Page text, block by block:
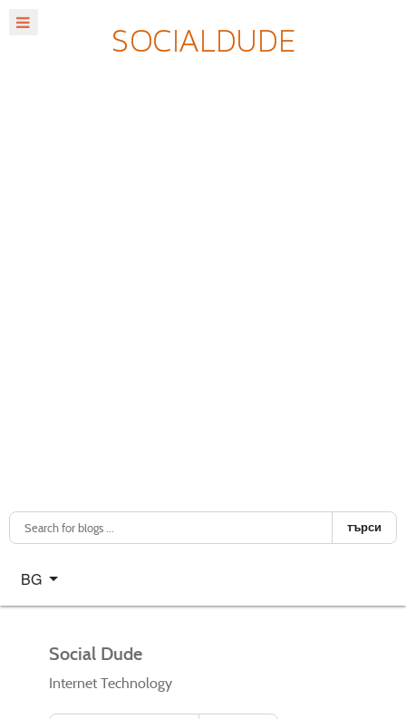
търси
Изберете език
BG
Social Dude
Internet Technology